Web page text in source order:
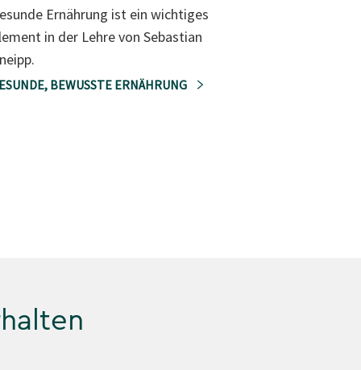
Ernährung ist ein wichtiges
in der Lehre von Sebastian
BEWUSSTE ERNÄHRUNG